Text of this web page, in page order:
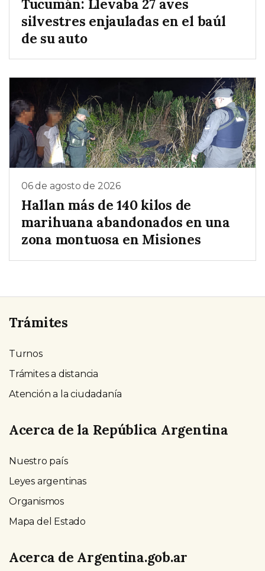
Tucumán: Llevaba 27 aves
silvestres enjauladas en el baúl
de su auto
06 de agosto de 2026
Hallan más de 140 kilos de
marihuana abandonados en una
zona montuosa en Misiones
Trámites
Turnos
Trámites a distancia
Atención a la ciudadanía
Acerca de la República Argentina
Nuestro país
Leyes argentinas
Organismos
Mapa del Estado
Acerca de Argentina.gob.ar